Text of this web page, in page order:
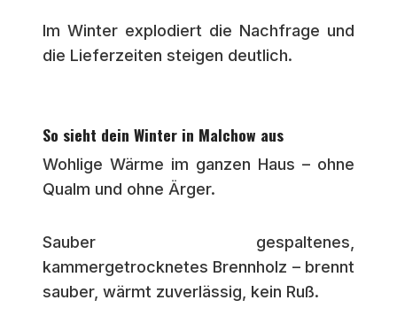
Im Winter explodiert die Nachfrage und
die Lieferzeiten steigen deutlich.
So sieht dein Winter in Malchow aus
Wohlige Wärme im ganzen Haus – ohne
Qualm und ohne Ärger.
Sauber gespaltenes,
kammergetrocknetes Brennholz – brennt
sauber, wärmt zuverlässig, kein Ruß.